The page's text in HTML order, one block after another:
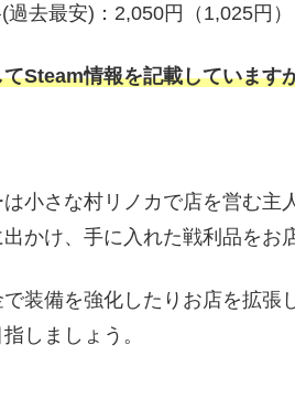
過去最安)：2,050円（1,025円）
Steam情報を記載しています
小さな村リノカで店を営む主
かけ、手に入れた戦利品をお
装備を強化したりお店を拡張
しましょう。